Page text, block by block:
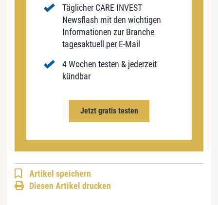
Täglicher CARE INVEST
Newsflash mit den wichtigen
Informationen zur Branche
tagesaktuell per E-Mail
4 Wochen testen & jederzeit
kündbar
Jetzt gratis testen
Artikel speichern
Diesen Artikel drucken